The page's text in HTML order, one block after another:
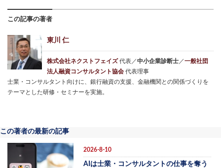
この記事の著者
東川 仁
株式会社ネクストフェイズ代表／中小企業診断士 ／一般社団
法人融資コンサルタント協会 代表理事
士業・コンサルタント向けに、銀行融資の支援、金融機関との関係づくりを
テーマとした研修・セミナーを実施。
この著者の最新の記事
2026-8-10
AIは士業・コンサルタントの仕事を奪う